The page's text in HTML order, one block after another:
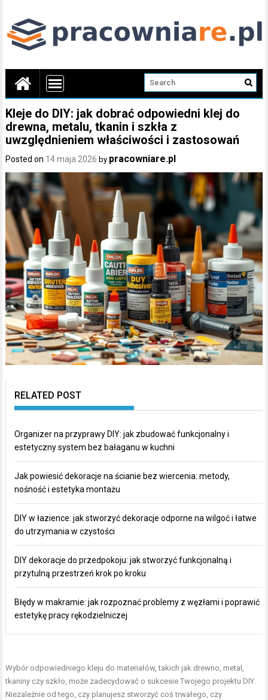
Kleje do DIY: jak dobrać odpowiedni klej do
drewna, metalu, tkanin i szkła z
uwzględnieniem właściwości i zastosowań
Posted on 14 maja 2026 by pracowniare.pl
RELATED POST
Organizer na przyprawy DIY: jak zbudować funkcjonalny i
estetyczny system bez bałaganu w kuchni
Jak powiesić dekoracje na ścianie bez wiercenia: metody,
nośność i estetyka montażu
DIY w łazience: jak stworzyć dekoracje odporne na wilgoć i łatwe
do utrzymania w czystości
DIY dekoracje do przedpokoju: jak stworzyć funkcjonalną i
przytulną przestrzeń krok po kroku
Błędy w makramie: jak rozpoznać problemy z węzłami i poprawić
estetykę pracy rękodzielniczej
Wybór odpowiedniego kleju do materiałów, takich jak drewno, metal,
tkaniny czy szkło, może zadecydować o sukcesie Twojego projektu DIY.
Niezależnie od tego, czy planujesz stworzyć coś trwałego, czy